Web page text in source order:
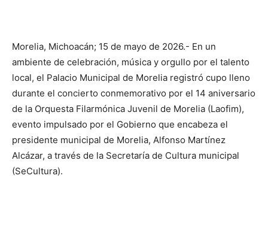
Morelia, Michoacán; 15 de mayo de 2026.- En un
ambiente de celebración, música y orgullo por el talento
local, el Palacio Municipal de Morelia registró cupo lleno
durante el concierto conmemorativo por el 14 aniversario
de la Orquesta Filarmónica Juvenil de Morelia (Laofim),
evento impulsado por el Gobierno que encabeza el
presidente municipal de Morelia, Alfonso Martínez
Alcázar, a través de la Secretaría de Cultura municipal
(SeCultura).